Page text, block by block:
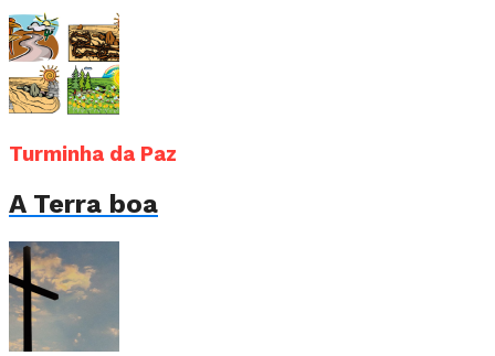
Turminha da Paz
A Terra boa